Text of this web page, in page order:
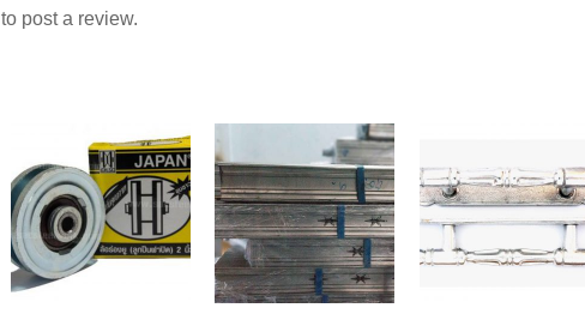
to post a review.